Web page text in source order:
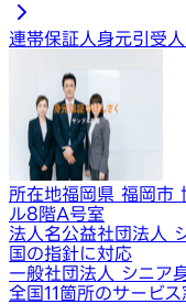
連帯保証人身元引受人
所在地福岡県 福岡市
ル8階A号室
法人名公益社団法人
国の指針に対応
一般社団法人 シニア
全国11箇所のサービ